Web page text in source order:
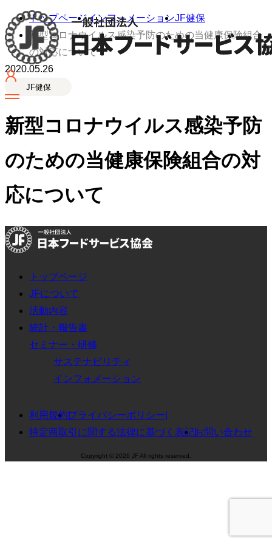
トップページインフォメーションJF健保
新型コロナウイルス感染予防のための当健康保険組合
の対応について
2020.05.26
JF健保
新型コロナウイルス感染予防
のための当健康保険組合の対
応について
トップページ
JFについて
活動内容
統計・報告書
セミナー・研修
サステナビリティ
インフォメーション
利用規約プライバシーポリシー
特定商取引に関する法律に基づく表記お問い合わせ
Copyright © 2026 JF All rights reserved.